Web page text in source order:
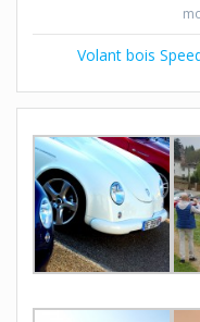
Volant bois